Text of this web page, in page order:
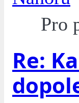
Pro
Re: